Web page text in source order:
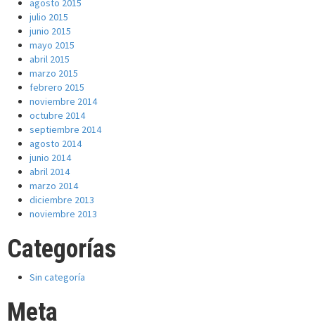
agosto 2015
julio 2015
junio 2015
mayo 2015
abril 2015
marzo 2015
febrero 2015
noviembre 2014
octubre 2014
septiembre 2014
agosto 2014
junio 2014
abril 2014
marzo 2014
diciembre 2013
noviembre 2013
Categorías
Sin categoría
Meta